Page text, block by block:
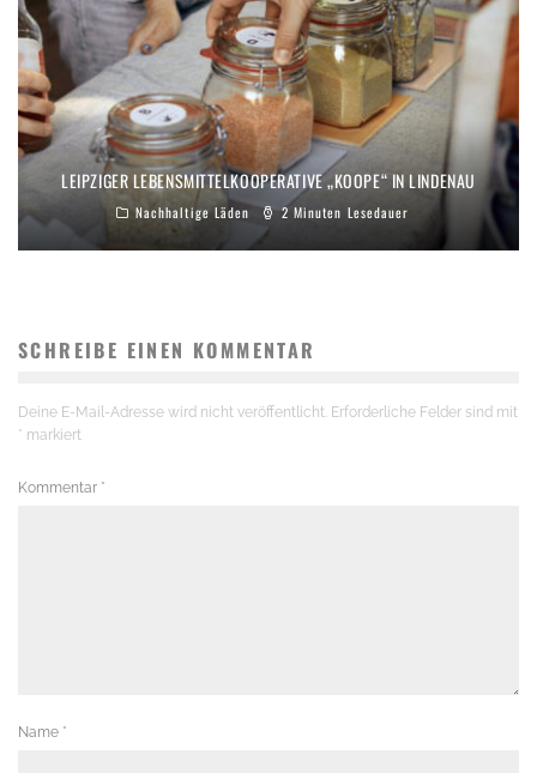
LEIPZIGER LEBENSMITTELKOOPERATIVE „KOOPE“ IN LINDENAU
Nachhaltige Läden 2 Minuten Lesedauer
SCHREIBE EINEN KOMMENTAR
Deine E-Mail-Adresse wird nicht veröffentlicht. Erforderliche Felder sind mit
* markiert
Kommentar *
Name *